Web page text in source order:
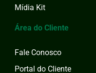
Mídia Kit
Área do Cliente
Fale Conosco
Portal do Cliente